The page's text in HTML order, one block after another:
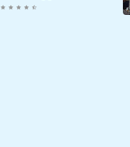
Senin 27 Juni 2022